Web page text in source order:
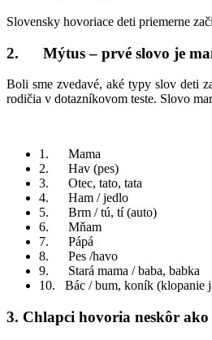
Slovensky hovoriace deti priemerne
2. Mýtus – prvé slovo je
Boli sme zvedavé, aké typy slov deti
rodičia v dotazníkovom teste. Slovo
1. Mama
2. Hav (pes)
3. Otec, tato, tata
4. Ham / jedlo
5. Brm / tú, tí (auto)
6. Mňam
7. Pápá
8. Pes /havo
9. Stará mama / baba, babka
10. Bác / bum, koník (klopanie
3. Chlapci hovoria neskôr ako